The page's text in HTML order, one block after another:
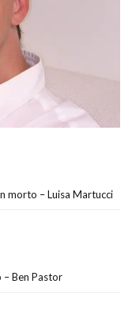
morto – Luisa Martucci
– Ben Pastor